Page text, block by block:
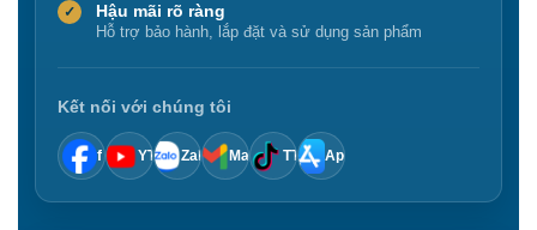
✓ Hậu mãi rõ ràng
Hỗ trợ bảo hành, lắp đặt và sử dụng sản phẩm
Kết nối với chúng tôi
f YT Zalo Mail TT App